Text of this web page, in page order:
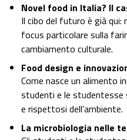
Novel food in Italia? Il
Il cibo del futuro è già
focus particolare sulla
cambiamento culturale.
Food design e
Come nasce un alimento
studenti e le studentesse
e rispettosi dell’ambiente.
La microbiologia nelle